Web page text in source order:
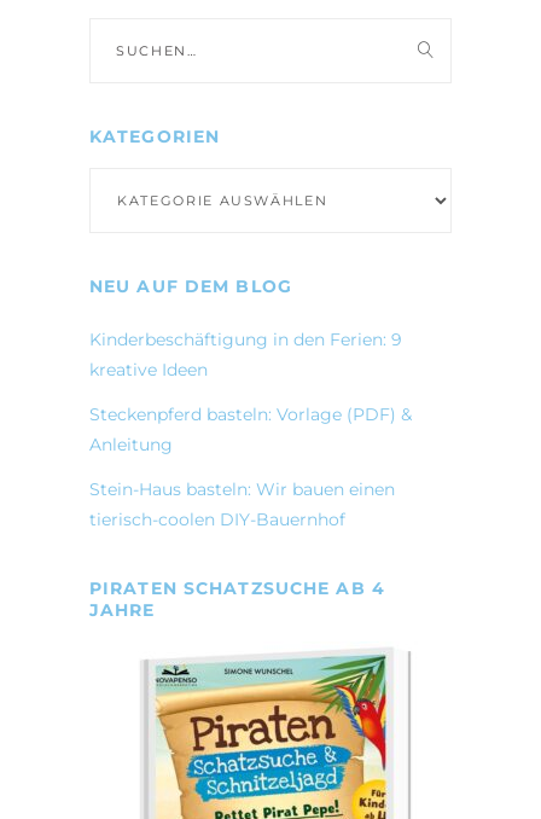
nach:
KATEGORIEN
NEU AUF DEM BLOG
Kinderbeschäftigung in den Ferien: 9
kreative Ideen
Steckenpferd basteln: Vorlage (PDF) &
Anleitung
Stein-Haus basteln: Wir bauen einen
tierisch-coolen DIY-Bauernhof
PIRATEN SCHATZSUCHE AB 4
JAHRE